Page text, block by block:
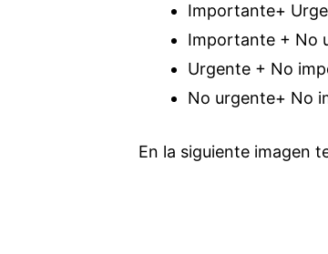
Importante+
Importante + No
Urgente + No
No urgente+ No
En la siguiente imagen